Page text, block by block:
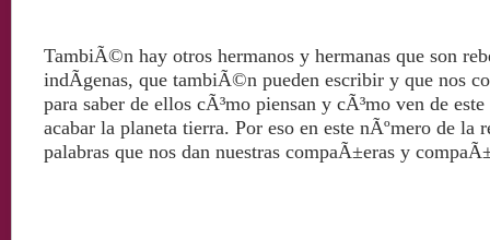
TambiÃ©n hay otros hermanos y hermanas que son
indÃ­genas, que tambiÃ©n pueden escribir y que nos
para saber de ellos cÃ³mo piensan y cÃ³mo ven de
acabar la planeta tierra. Por eso en este nÃºmero de la
palabras que nos dan nuestras compaÃ±eras y